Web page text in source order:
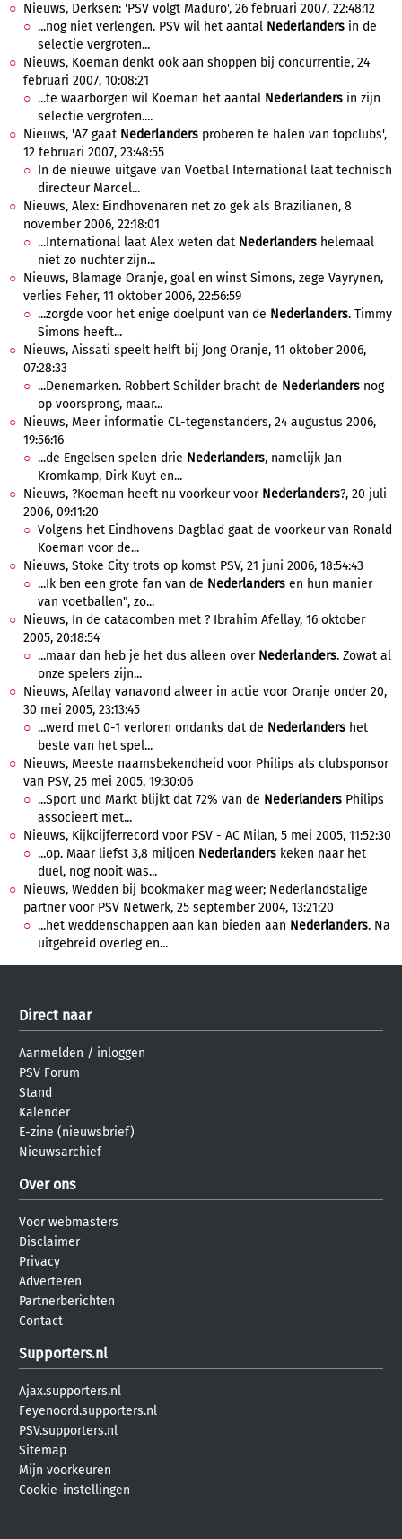
Nieuws, Derksen: 'PSV volgt Maduro', 26 februari 2007, 22:48:12
...nog niet verlengen. PSV wil het aantal Nederlanders in de
selectie vergroten...
Nieuws, Koeman denkt ook aan shoppen bij concurrentie, 24
februari 2007, 10:08:21
...te waarborgen wil Koeman het aantal Nederlanders in zijn
selectie vergroten....
Nieuws, 'AZ gaat Nederlanders proberen te halen van topclubs',
12 februari 2007, 23:48:55
In de nieuwe uitgave van Voetbal International laat technisch
directeur Marcel...
Nieuws, Alex: Eindhovenaren net zo gek als Brazilianen, 8
november 2006, 22:18:01
...International laat Alex weten dat Nederlanders helemaal
niet zo nuchter zijn...
Nieuws, Blamage Oranje, goal en winst Simons, zege Vayrynen,
verlies Feher, 11 oktober 2006, 22:56:59
...zorgde voor het enige doelpunt van de Nederlanders. Timmy
Simons heeft...
Nieuws, Aissati speelt helft bij Jong Oranje, 11 oktober 2006,
07:28:33
...Denemarken. Robbert Schilder bracht de Nederlanders nog
op voorsprong, maar...
Nieuws, Meer informatie CL-tegenstanders, 24 augustus 2006,
19:56:16
...de Engelsen spelen drie Nederlanders, namelijk Jan
Kromkamp, Dirk Kuyt en...
Nieuws, ?Koeman heeft nu voorkeur voor Nederlanders?, 20 juli
2006, 09:11:20
Volgens het Eindhovens Dagblad gaat de voorkeur van Ronald
Koeman voor de...
Nieuws, Stoke City trots op komst PSV, 21 juni 2006, 18:54:43
...Ik ben een grote fan van de Nederlanders en hun manier
van voetballen", zo...
Nieuws, In de catacomben met ? Ibrahim Afellay, 16 oktober
2005, 20:18:54
...maar dan heb je het dus alleen over Nederlanders. Zowat al
onze spelers zijn...
Nieuws, Afellay vanavond alweer in actie voor Oranje onder 20,
30 mei 2005, 23:13:45
...werd met 0-1 verloren ondanks dat de Nederlanders het
beste van het spel...
Nieuws, Meeste naamsbekendheid voor Philips als clubsponsor
van PSV, 25 mei 2005, 19:30:06
...Sport und Markt blijkt dat 72% van de Nederlanders Philips
associeert met...
Nieuws, Kijkcijferrecord voor PSV - AC Milan, 5 mei 2005, 11:52:30
...op. Maar liefst 3,8 miljoen Nederlanders keken naar het
duel, nog nooit was...
Nieuws, Wedden bij bookmaker mag weer; Nederlandstalige
partner voor PSV Netwerk, 25 september 2004, 13:21:20
...het weddenschappen aan kan bieden aan Nederlanders. Na
uitgebreid overleg en...
Direct naar
Aanmelden / inloggen
PSV Forum
Stand
Kalender
E-zine (nieuwsbrief)
Nieuwsarchief
Over ons
Voor webmasters
Disclaimer
Privacy
Adverteren
Partnerberichten
Contact
Supporters.nl
Ajax.supporters.nl
Feyenoord.supporters.nl
PSV.supporters.nl
Sitemap
Mijn voorkeuren
Cookie-instellingen